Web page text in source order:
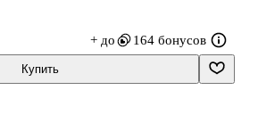
компаний. Она учит, как превращать
а доверие — в рост бизнеса.
построения контент-стратегии — от
и формулировк
+ до 164 бонусов
Купить